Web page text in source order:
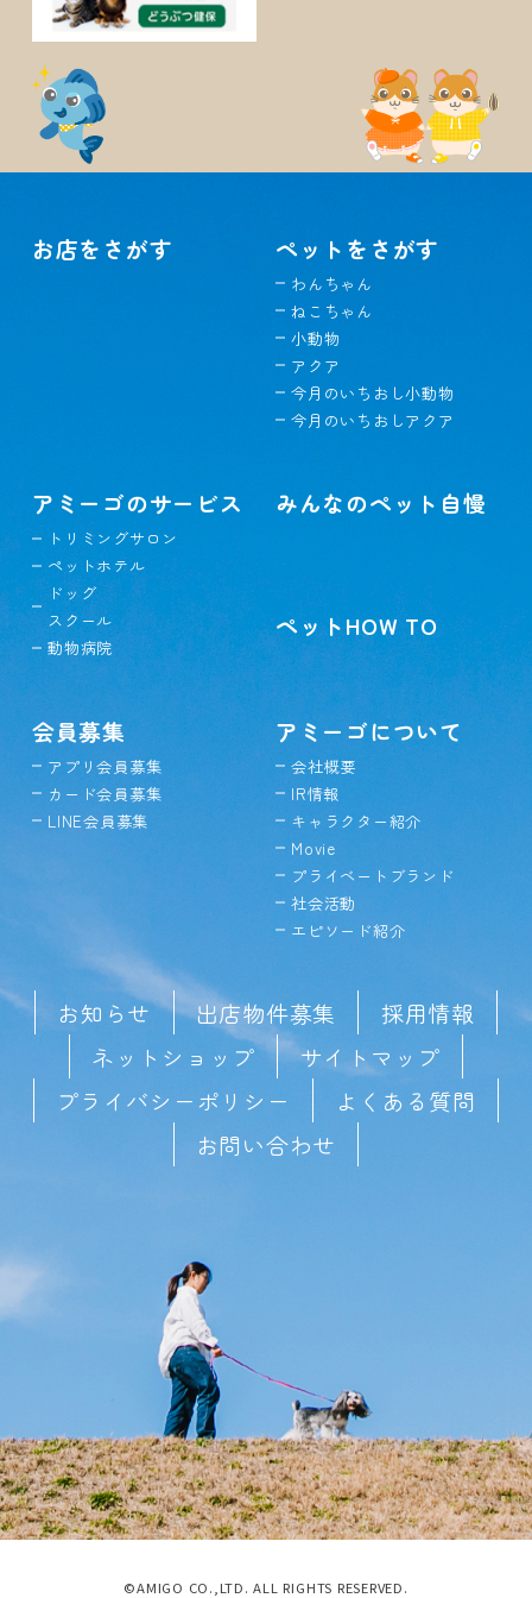
お店をさがす ペットをさがす
わんちゃん
ねこちゃん
小動物
アクア
今月のいちおし小動物
今月のいちおしアクア
アミーゴのサービス
トリミングサロン
ペットホテル
ドッグ
スクール
動物病院
みんなのペット自慢
ペットHOW TO
会員募集
アプリ会員募集
カード会員募集
LINE会員募集
アミーゴについて
会社概要
IR情報
キャラクター紹介
Movie
プライベートブランド
社会活動
エピソード紹介
お知らせ 出店物件募集
採用情報
ネットショップ
サイトマップ
プライバシーポリシー
よくある質問
お問い合わせ
©AMIGO CO.,LTD. ALL RIGHTS RESERVED.